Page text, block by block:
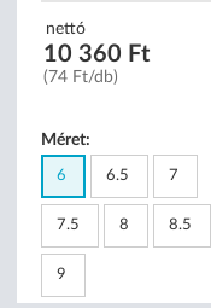
nettó
10 360 Ft
(74 Ft/db)
Méret:
6 6.5 7
7.5 8 8.5
9